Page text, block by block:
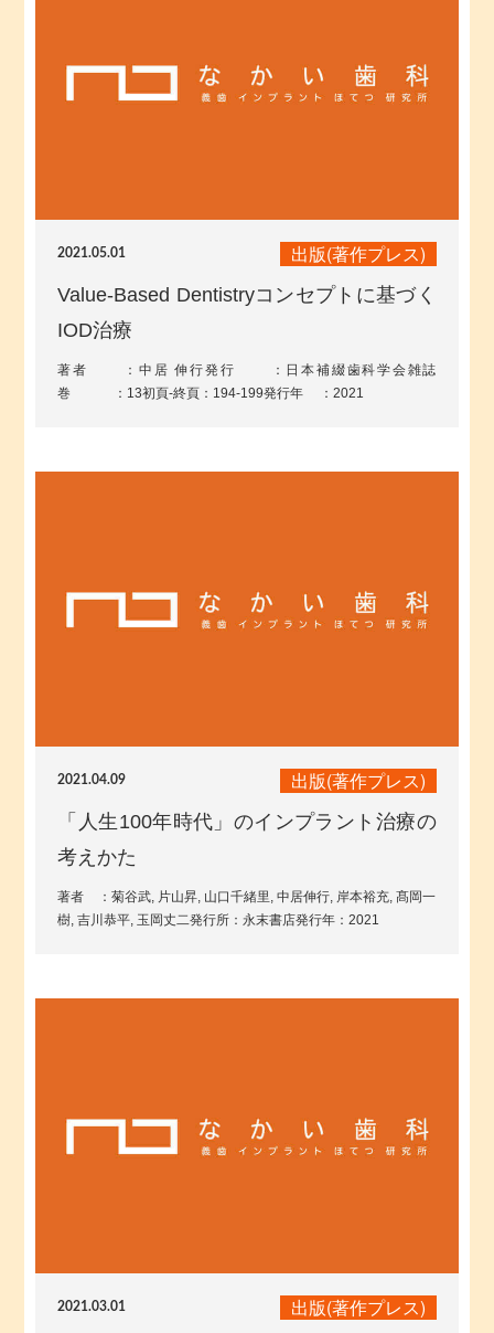
2021.05.01 出版(著作プレス)
Value-Based Dentistryコンセプトに基づく
IOD治療
著者 ：中居 伸行発行 ：日本補綴歯科学会雑誌
巻 ：13初頁-終頁：194-199発行年 ：2021
2021.04.09 出版(著作プレス)
「人生100年時代」のインプラント治療の
考えかた
著者 ：菊谷武, 片山昇, 山口千緒里, 中居伸行, 岸本裕充, 髙岡一
樹, 吉川恭平, 玉岡丈二発行所：永末書店発行年：2021
2021.03.01 出版(著作プレス)